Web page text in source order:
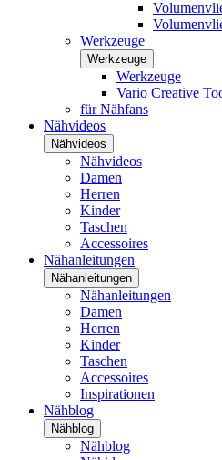
Werkzeuge
Werkzeuge
Werkzeuge
Vario Creative
für Nähfans
Nähvideos
Nähvideos
Nähvideos
Damen
Herren
Kinder
Taschen
Accessoires
Nähanleitungen
Nähanleitungen
Nähanleitungen
Damen
Herren
Kinder
Taschen
Accessoires
Inspirationen
Nähblog
Nähblog
Nähblog